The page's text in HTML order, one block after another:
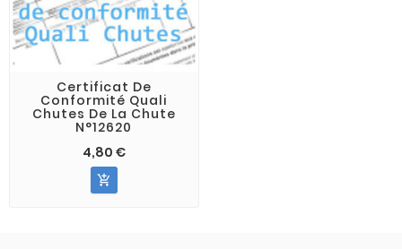
Certificat De
Conformité Quali
Chutes De La Chute
N°12620
4,80 €
